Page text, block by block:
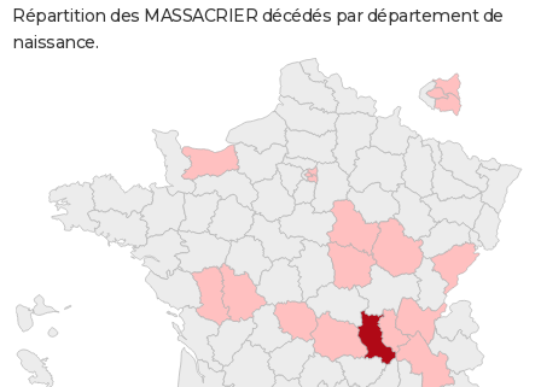
Répartition des MASSACRIER décédés par département de
naissance.